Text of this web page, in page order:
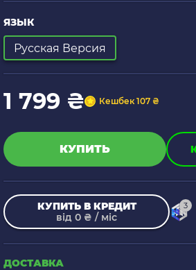
ЯЗЫК
Русская Версия
1 799 ₴ Кешбек 107 ₴
КУПИТЬ
КУПИТЬ В КРЕДИТ
від 0 ₴ / міс
3
ДОСТАВКА